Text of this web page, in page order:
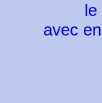
le
avec